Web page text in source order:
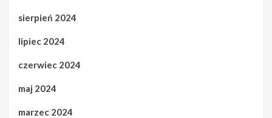
sierpień 2024
lipiec 2024
czerwiec 2024
maj 2024
marzec 2024